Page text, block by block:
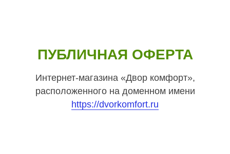
ПУБЛИЧНАЯ ОФЕРТА
Интернет-магазина «Двор комфорт»,
расположенного на доменном имени
https://dvorkomfort.ru